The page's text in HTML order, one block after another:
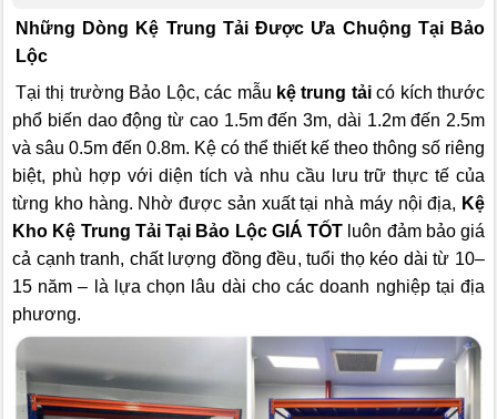
Những Dòng Kệ Trung Tải Được Ưa Chuộng Tại Bảo
Lộc
Tại thị trường Bảo Lộc, các mẫu kệ trung tảicó kích thước
phổ biến dao động từ cao 1.5m đến 3m, dài 1.2m đến 2.5m
và sâu 0.5m đến 0.8m. Kệ có thể thiết kế theo thông số riêng
biệt, phù hợp với diện tích và nhu cầu lưu trữ thực tế của
từng kho hàng. Nhờ được sản xuất tại nhà máy nội địa, Kệ
Kho Kệ Trung Tải Tại Bảo Lộc GIÁ TỐT luôn đảm bảo giá
cả cạnh tranh, chất lượng đồng đều, tuổi thọ kéo dài từ 10–
15 năm – là lựa chọn lâu dài cho các doanh nghiệp tại địa
phương.